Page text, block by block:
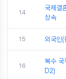
14
국제결
상속
15 외국인
16
복수
D2)